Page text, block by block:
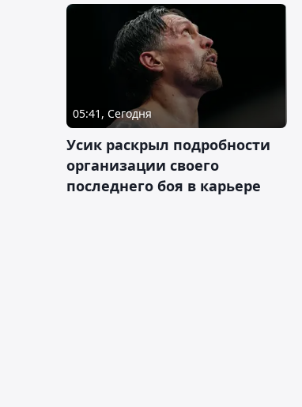
05:41, Сегодня
Усик раскрыл подробности
организации своего
последнего боя в карьере